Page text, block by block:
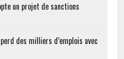
un projet de sanctions
des milliers d’emplois avec